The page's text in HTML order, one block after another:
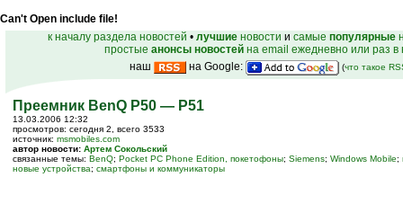
Can't Open include file!
к началу раздела новостей • лучшие новости и самые популярные
простые анонсы новостей на email ежедневно или раз
наш
на Google: (что такое
Преемник BenQ P50 — P51
13.03.2006 12:32
просмотров: сегодня 2, всего 3533
источник: msmobiles.com
автор новости: Артем Сокольский
связанные темы: BenQ; Pocket PC Phone Edition, покетофоны; Siemens; Windows Mobile;
новые устройства; смартфоны и коммуникаторы